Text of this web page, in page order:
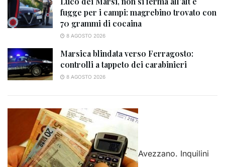
fugge per i campi: magrebino trovato con
70 grammi di cocaina
8 AGOSTO 2026
Marsica blindata verso Ferragosto:
controlli a tappeto dei carabinieri
8 AGOSTO 2026
Avezzano. Inquilini